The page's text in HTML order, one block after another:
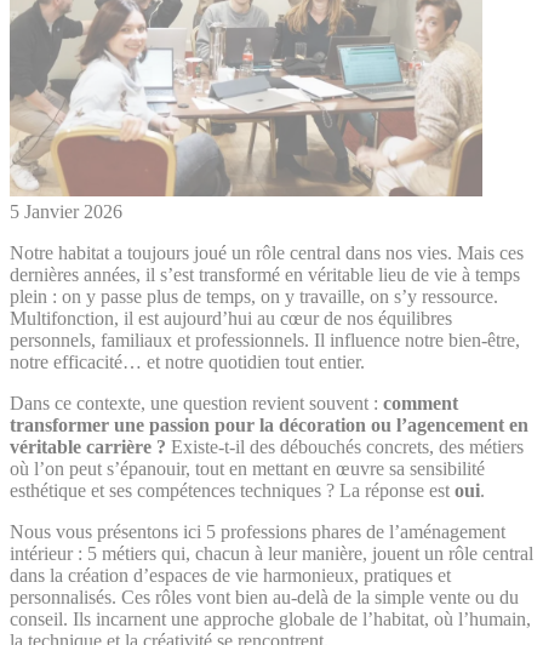
5 Janvier 2026
Notre habitat a toujours joué un rôle central dans nos vies. Mais ces
dernières années, il s’est transformé en véritable lieu de vie à temps
plein : on y passe plus de temps, on y travaille, on s’y ressource.
Multifonction, il est aujourd’hui au cœur de nos équilibres
personnels, familiaux et professionnels. Il influence notre bien-être,
notre efficacité… et notre quotidien tout entier.
Dans ce contexte, une question revient souvent : comment
transformer une passion pour la décoration ou l’agencement en
véritable carrière ? Existe-t-il des débouchés concrets, des métiers
où l’on peut s’épanouir, tout en mettant en œuvre sa sensibilité
esthétique et ses compétences techniques ? La réponse est oui.
Nous vous présentons ici 5 professions phares de l’aménagement
intérieur : 5 métiers qui, chacun à leur manière, jouent un rôle central
dans la création d’espaces de vie harmonieux, pratiques et
personnalisés. Ces rôles vont bien au-delà de la simple vente ou du
conseil. Ils incarnent une approche globale de l’habitat, où l’humain,